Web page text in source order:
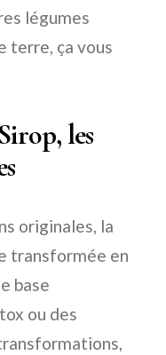
légumes
terre, ça vous
les
originales, la
transformée en
base
ou des